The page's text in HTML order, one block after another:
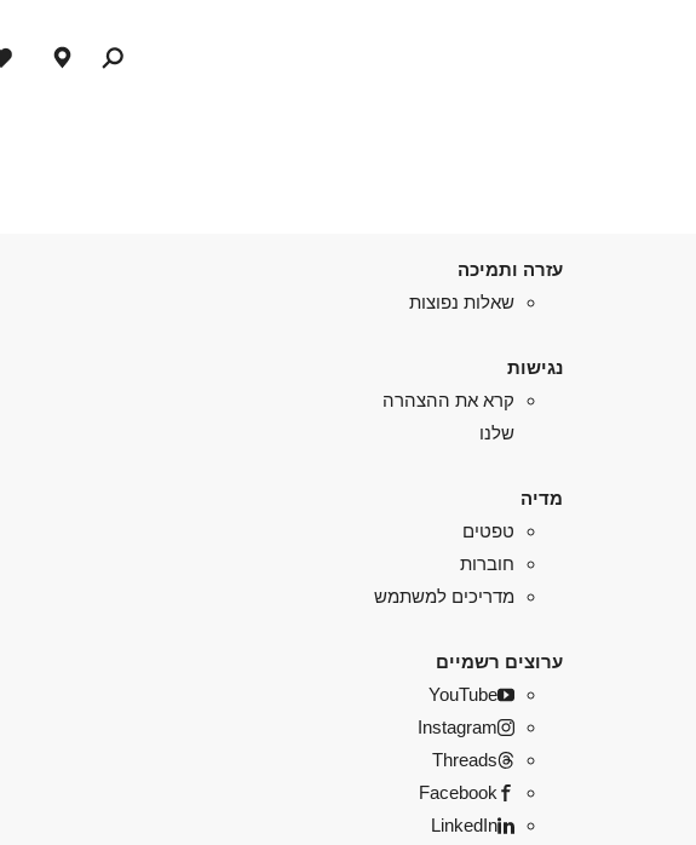
עזרה ותמיכה
שאלות נפוצות
נגישות
קרא את ההצהרה
שלנו
מדיה
טפטים
חוברות
מדריכים למשתמש
ערוצים רשמיים
YouTube
Instagram
Threads
Facebook
LinkedIn